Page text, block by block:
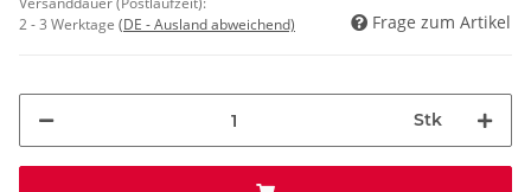
2 - 3 Werktage (DE - Ausland abweichend) Frage zum Artikel
Stk